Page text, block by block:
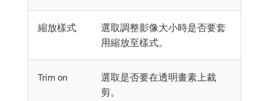
縮放樣式
選取調整影像大小時是否要套
用縮放至樣式。
Trim on
選取是否要在透明畫素上裁
剪。